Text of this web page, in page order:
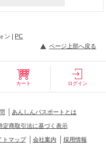
ン | PC
ページ上部へ戻る
カート ログイン
あんしんパスポートとは
定商取引法に基づく表示
トマップ 会社案内 採用情報